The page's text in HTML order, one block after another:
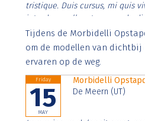
tristique. Duis cursus, mi quis
interdum nulla, ut commodo
Aenean faucibus nibh et justo
imperdiet. Nunc ut sem vitae
Tijdens de Morbidelli
om de modellen van
ervaren op de weg.
Friday
15
MAY
Morbidelli
De Meern (UT)